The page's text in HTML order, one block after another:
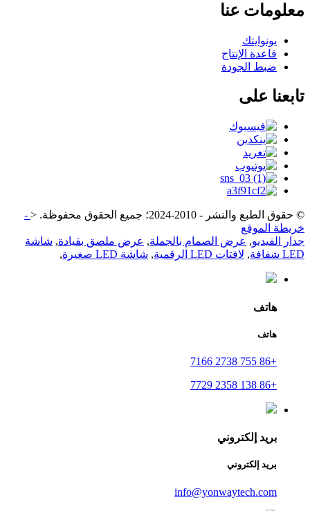
معلومات عنا
يونوايتك
قاعدة الإنتاج
ضبط الجودة
تابعنا على
© حقوق الطبع والنشر - 2010-2024؛ جميع الحقوق محفوظة. <
-
خريطة الموقع
جدار الفيديو, عرض الصمام بالجملة, عرض ملصق بقيادة, شاشة
LED شفافة
, لافتات LED الرقمية , شاشة LED صغيرة ,
هاتف
هاتف
+86 755 2738 7166
+86 138 2358 7729
بريد إلكتروني
بريد إلكتروني
info@yonwaytech.com